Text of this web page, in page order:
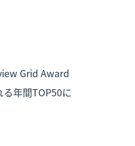
Grid Award
年間TOP50に